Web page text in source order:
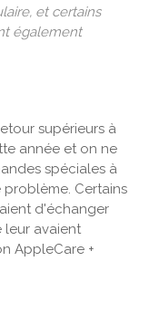
et certains
également
supérieurs à
année et on ne
spéciales à
Certains
d'échanger
leur avaient
AppleCare +